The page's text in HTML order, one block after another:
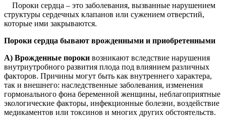
Пороки сердца – это заболевания, вызванные нарушением
структуры сердечных клапанов или сужением отверстий,
которые ими закрываются.
Пороки сердца бывают врожденными и приобретенными
А) Врожденные пороки возникают вследствие нарушения
внутриутробного развития плода под влиянием различных
факторов. Причины могут быть как внутреннего характера,
так и внешнего: наследственные заболевания, изменения
гормонального фона беременной женщины, неблагоприятные
экологические факторы, инфекционные болезни, воздействие
медикаментов или токсинов и многих других обстоятельств.